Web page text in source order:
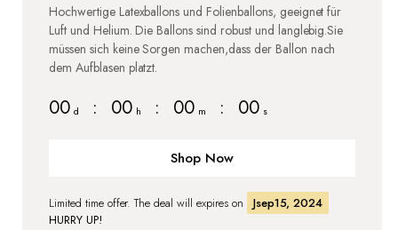
Hochwertige Latexballons und Folienballons, geeignet für
Luft und Helium. Die Ballons sind robust und langlebig.Sie
müssen sich keine Sorgen machen,dass der Ballon nach
dem Aufblasen platzt.
00 d : 00 h : 00 m : 00 s
Shop Now
Limited time offer. The deal will expires on
Jsep15, 2024
HURRY UP!